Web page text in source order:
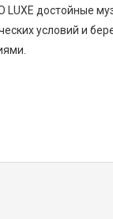
достойные
условий и